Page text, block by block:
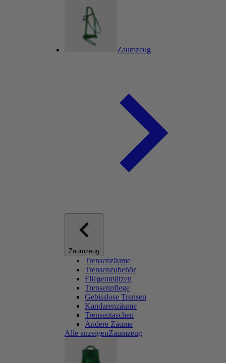
Zaumzeug
Zaumzeug
Trensenzäume
Trensenzubehör
Fliegenmützen
Trensenpflege
Gebisslose Trensen
Kandarenzäume
Trensentaschen
Andere Zäume
Alle anzeigenZaumzeug